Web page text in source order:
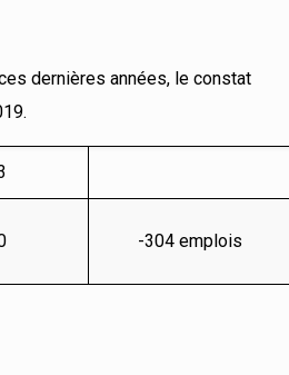
dernières années, le constat
-304 emplois